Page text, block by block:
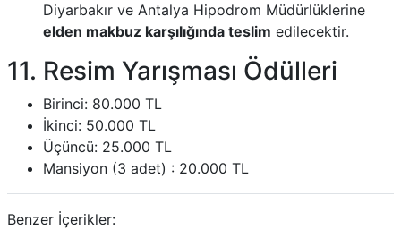
Diyarbakır ve Antalya Hipodrom Müdürlüklerine
elden makbuz karşılığında teslim edilecektir.
11. Resim Yarışması Ödülleri
Birinci: 80.000 TL
İkinci: 50.000 TL
Üçüncü: 25.000 TL
Mansiyon (3 adet) : 20.000 TL
Benzer İçerikler: